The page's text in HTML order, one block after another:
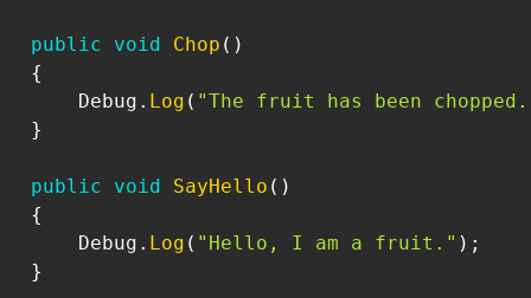
public void Chop ( )
{
Debug
. Log ( "The fruit has been
}
public void SayHello ( )
{
Debug
. Log ( "Hello, I am a fruit." ) ;
}